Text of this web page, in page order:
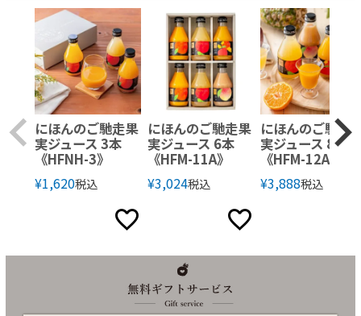
にほんのご馳走果
実ジュース 3本
《HFNH-3》
¥1,620税込
にほんのご馳走果
実ジュース 6本
《HFM-11A》
¥3,024税込
にほんのご馳走
実ジュース 8本
《HFM-12A》
¥3,888税込